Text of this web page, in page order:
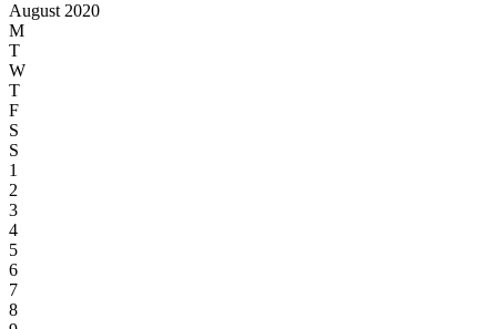
August 2020
M
T
W
T
F
S
S
1
2
3
4
5
6
7
8